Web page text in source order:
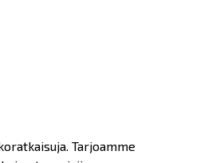
Tarjoamme